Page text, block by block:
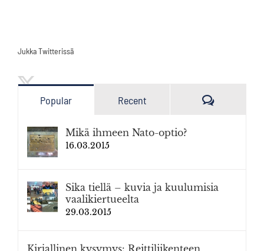
Jukka Twitterissä
Popular Recent Kommenttia
Mikä ihmeen Nato-optio?
16.03.2015
Sika tiellä – kuvia ja kuulumisia
vaalikiertueelta
29.03.2015
Kirjallinen kysymys: Reittiliikenteen